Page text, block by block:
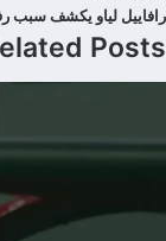
رافاييل لياو يكشف سبب
Posts